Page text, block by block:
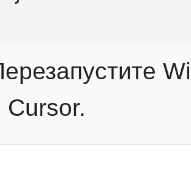
Cursor.